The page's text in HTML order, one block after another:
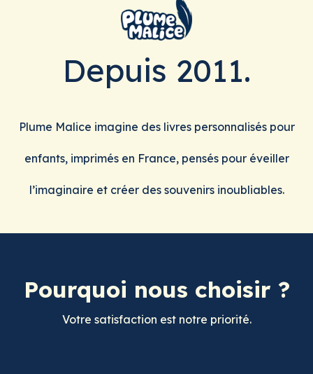
Depuis 2011.
Plume Malice imagine des livres personnalisés pour
enfants, imprimés en France, pensés pour éveiller
l’imaginaire et créer des souvenirs inoubliables.
Pourquoi nous choisir ?
Votre satisfaction est notre priorité.